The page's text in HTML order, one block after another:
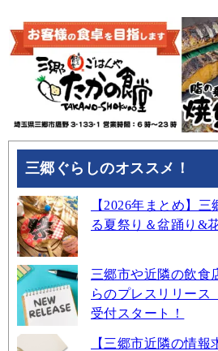
三郷ぐらしのオススメ！
【2026年まとめ】
る夏祭り＆盆踊り&
三郷市や近隣の飲食
らのプレスリリース
受付スタート！
【三郷市近隣の情